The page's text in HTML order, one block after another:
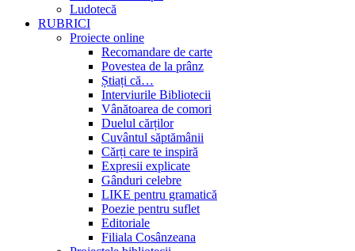
Ludotecă
RUBRICI
Proiecte online
Recomandare de carte
Povestea de la prânz
Știați că…
Interviurile Bibliotecii
Vânătoarea de comori
Duelul cărților
Cuvântul săptămânii
Cărți care te inspiră
Expresii explicate
Gânduri celebre
LIKE pentru gramatică
Poezie pentru suflet
Editoriale
Filiala Cosânzeana